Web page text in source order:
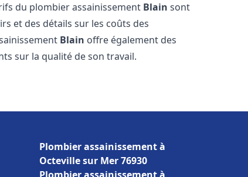
du plombier assainissement Blain sont
et des détails sur les coûts des
Blain offre également des
sur la qualité de son travail.
Plombier assainissement à
Octeville sur Mer 76930